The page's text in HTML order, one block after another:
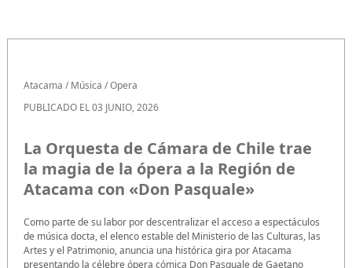
Atacama /Música /Opera
PUBLICADO EL 03 JUNIO, 2026
La Orquesta de Cámara de Chile trae
la magia de la ópera a la Región de
Atacama con «Don Pasquale»
Como parte de su labor por descentralizar el acceso a espectáculos
de música docta, el elenco estable del Ministerio de las Culturas, las
Artes y el Patrimonio, anuncia una histórica gira por Atacama
presentando la célebre ópera cómica Don Pasquale de Gaetano